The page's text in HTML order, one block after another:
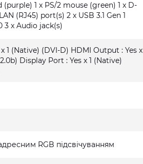
(purple) 1 x PS/2 mouse (green) 1 x D-
(RJ45) port(s) 2 x USB 3.1 Gen 1
3 x Audio jack(s)
1 (Native) (DVI-D) HDMI Output : Yes x
Display Port : Yes x 1 (Native)
RGB підсвічуванням